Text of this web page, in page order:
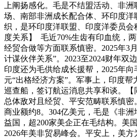
上阐扬感化。毛是不结盟活动、非
场、南部非洲成长配合体、环印度洋
织，是环印度洋联盟、印度洋委员
度关系】 毛近70%生齿有印血统，
经贸合做等方面联系慎密。2025年3
计谋伙伴关系”。2023至2024财年双
印度还为毛供给成长援帮，2025年向
元“出格经济方案”。军事上，印度
巡查船，签订航运消息共享和谈。
总体敌对且经贸、平安范畴联系慎密
商业额约8。304亿美元，毛是《非
益国，超200家美企正在毛结构。美
2026年美非贸易峰会。平安上，美方